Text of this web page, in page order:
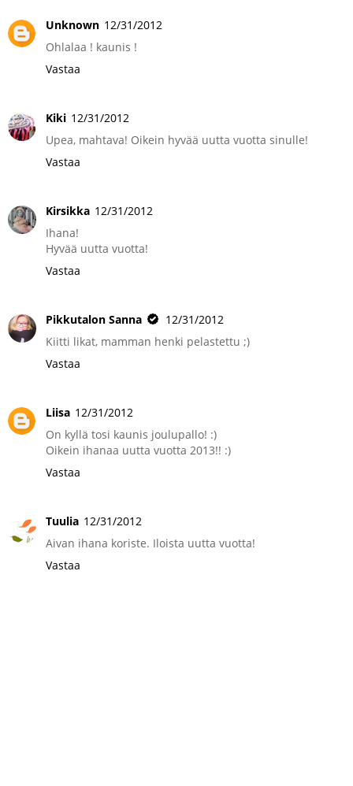
Unknown 12/31/2012
Ohlalaa ! kaunis !
Vastaa
Kiki 12/31/2012
Upea, mahtava! Oikein hyvää uutta vuotta sinulle!
Vastaa
Kirsikka 12/31/2012
Ihana!
Hyvää uutta vuotta!
Vastaa
Pikkutalon Sanna
12/31/2012
Kiitti likat, mamman henki pelastettu ;)
Vastaa
Liisa 12/31/2012
On kyllä tosi kaunis joulupallo! :)
Oikein ihanaa uutta vuotta 2013!! :)
Vastaa
Tuulia 12/31/2012
Aivan ihana koriste. Iloista uutta vuotta!
Vastaa